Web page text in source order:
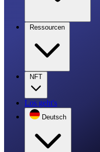
Ressourcen
NFT
Los geht's
Deutsch